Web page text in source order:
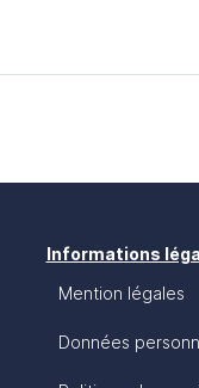
Informations
Mention légales
Données